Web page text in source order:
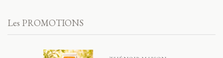
Les PROMOTIONS